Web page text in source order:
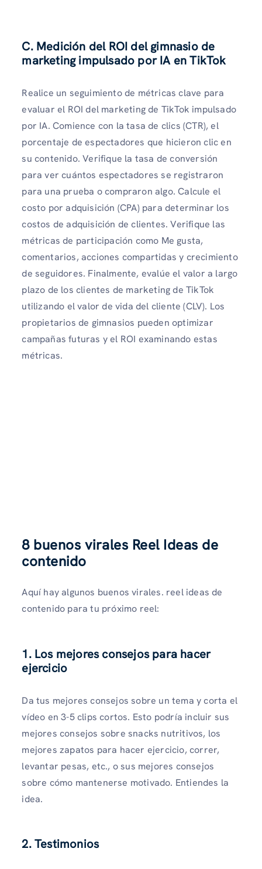
C. Medición del ROI del gimnasio de
marketing impulsado por IA en TikTok
Realice un seguimiento de métricas clave para
evaluar el ROI del marketing de TikTok impulsado
por IA. Comience con la tasa de clics (CTR), el
porcentaje de espectadores que hicieron clic en
su contenido. Verifique la tasa de conversión
para ver cuántos espectadores se registraron
para una prueba o compraron algo. Calcule el
costo por adquisición (CPA) para determinar los
costos de adquisición de clientes. Verifique las
métricas de participación como Me gusta,
comentarios, acciones compartidas y crecimiento
de seguidores. Finalmente, evalúe el valor a largo
plazo de los clientes de marketing de TikTok
utilizando el valor de vida del cliente (CLV). Los
propietarios de gimnasios pueden optimizar
campañas futuras y el ROI examinando estas
métricas.
8 buenos virales Reel Ideas de
contenido
Aquí hay algunos buenos virales. reel ideas de
contenido para tu próximo reel:
1. Los mejores consejos para hacer
ejercicio
Da tus mejores consejos sobre un tema y corta el
vídeo en 3-5 clips cortos. Esto podría incluir sus
mejores consejos sobre snacks nutritivos, los
mejores zapatos para hacer ejercicio, correr,
levantar pesas, etc., o sus mejores consejos
sobre cómo mantenerse motivado. Entiendes la
idea.
2. Testimonios